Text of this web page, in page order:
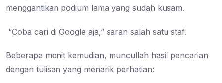
menggantikan podium lama yang sudah kusam.
“Coba cari di Google aja,” saran salah satu staf.
Beberapa menit kemudian, muncullah hasil pencarian
dengan tulisan yang menarik perhatian: